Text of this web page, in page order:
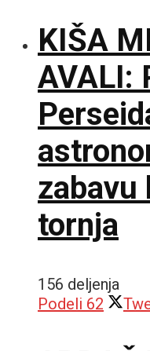
KIŠA
AVALI:
zabavu
tornja
156 deljenja
Podeli 62